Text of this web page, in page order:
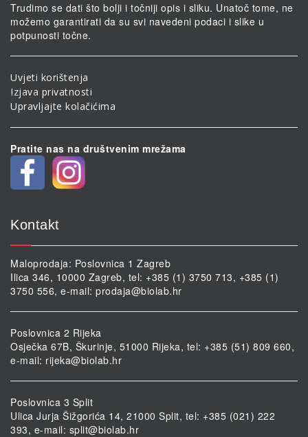
Trudimo se dati što bolji i točniji opis i sliku. Unatoč tome, ne
možemo garantirati da su svi navedeni podaci i slike u
potpunosti točne.
Uvjeti korištenja
Izjava privatnosti
Upravljajte kolačićima
Pratite nas na društvenim mrežama
Kontakt
Maloprodaja: Poslovnica 1 Zagreb
Ilica 346, 10000 Zagreb, tel: +385 (1) 3750 713, +385 (1)
3750 556, e-mail: prodaja@biolab.hr
Poslovnica 2 Rijeka
Osječka 67B, Škurinje, 51000 Rijeka, tel: +385 (51) 809 660,
e-mail: rijeka@biolab.hr
Poslovnica 3 Split
Ulica Jurja Šižgorića 14, 21000 Split, tel: +385 (021) 222
393, e-mail: split@biolab.hr